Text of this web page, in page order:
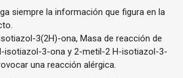
siempre la información que figura en la
3(2H)-ona, Masa de reacción de
isotiazol-3-ona y 2-metil-2 H-isotiazol-3-
una reacción alérgica.